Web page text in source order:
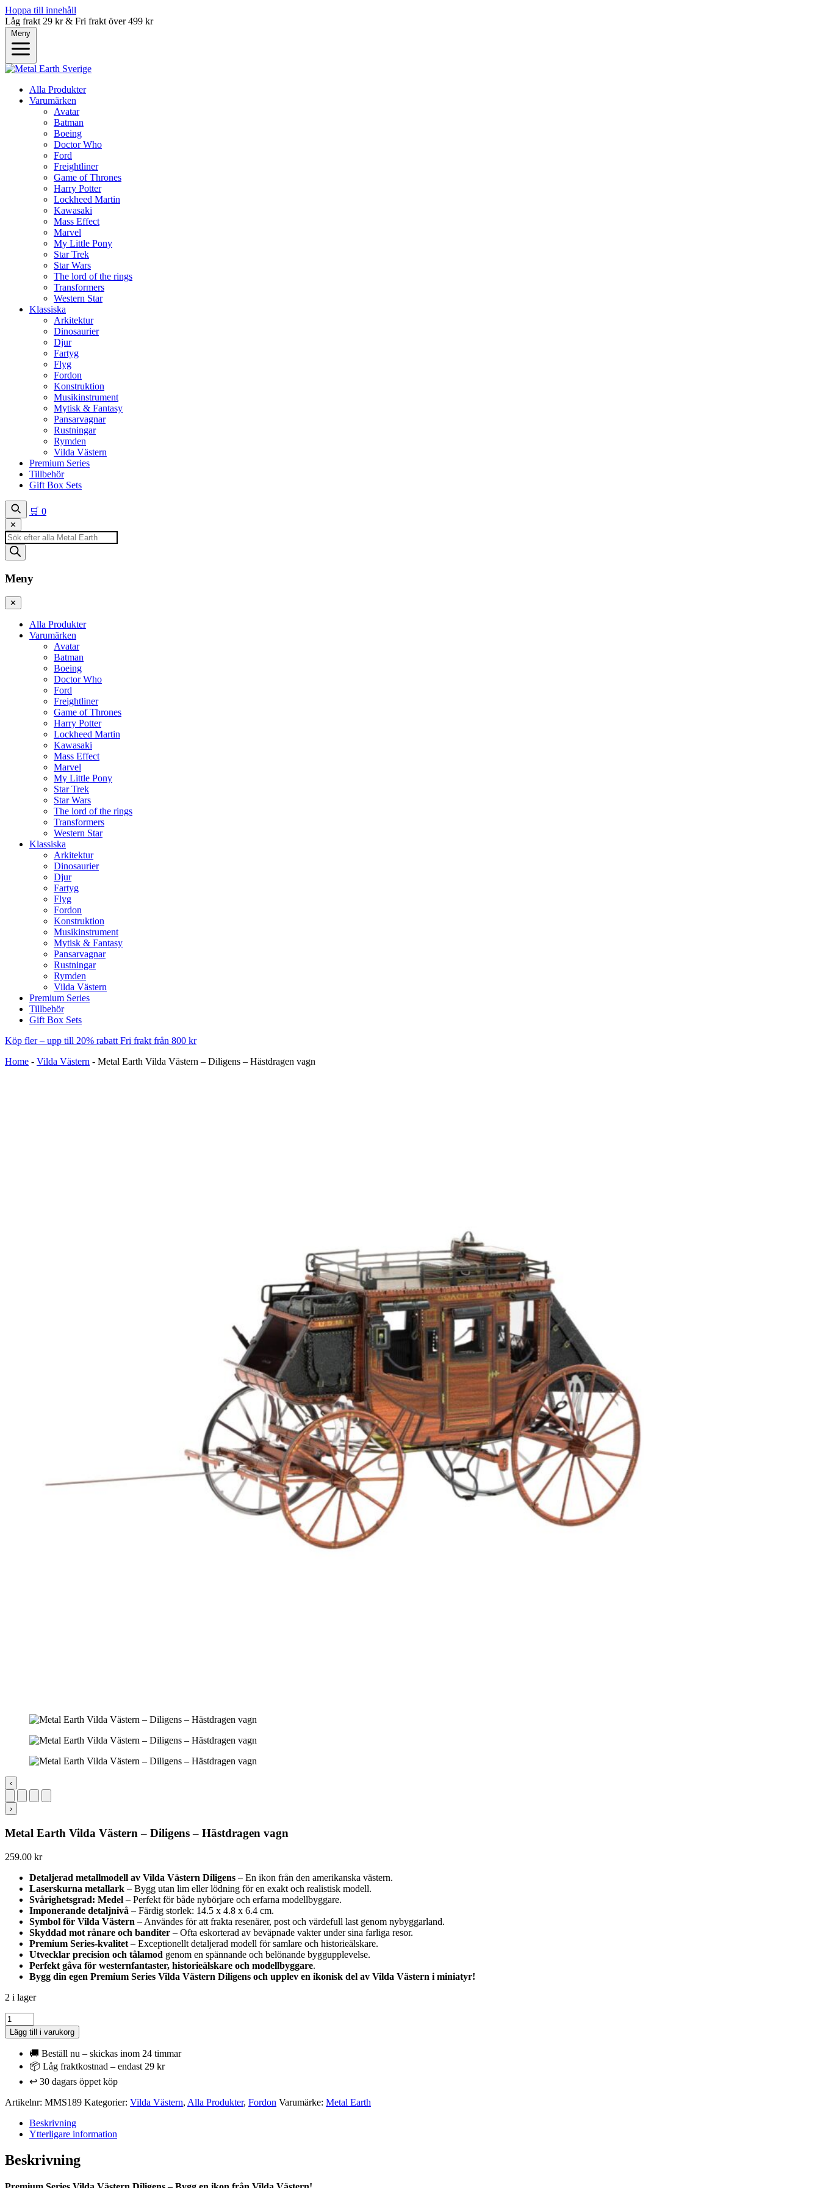
Hoppa till innehåll
Låg frakt 29 kr & Fri frakt över 499 kr
Meny
Alla Produkter
Varumärken
Avatar
Batman
Boeing
Doctor Who
Ford
Freightliner
Game of Thrones
Harry Potter
Lockheed Martin
Kawasaki
Mass Effect
Marvel
My Little Pony
Star Trek
Star Wars
The lord of the rings
Transformers
Western Star
Klassiska
Arkitektur
Dinosaurier
Djur
Fartyg
Flyg
Fordon
Konstruktion
Musikinstrument
Mytisk & Fantasy
Pansarvagnar
Rustningar
Rymden
Vilda Västern
Premium Series
Tillbehör
Gift Box Sets
🛒 0
✕
Produktsökning
Meny
✕
Alla Produkter
Varumärken
Avatar
Batman
Boeing
Doctor Who
Ford
Freightliner
Game of Thrones
Harry Potter
Lockheed Martin
Kawasaki
Mass Effect
Marvel
My Little Pony
Star Trek
Star Wars
The lord of the rings
Transformers
Western Star
Klassiska
Arkitektur
Dinosaurier
Djur
Fartyg
Flyg
Fordon
Konstruktion
Musikinstrument
Mytisk & Fantasy
Pansarvagnar
Rustningar
Rymden
Vilda Västern
Premium Series
Tillbehör
Gift Box Sets
Köp fler – upp till 20% rabattFri frakt från 800 kr
Home - Vilda Västern - Metal Earth Vilda Västern – Diligens – Hästdragen vagn
‹
›
Metal Earth Vilda Västern – Diligens – Hästdragen vagn
259.00 kr
Detaljerad metallmodell av Vilda Västern Diligens – En ikon från den amerikanska västern.
Laserskurna metallark – Bygg utan lim eller lödning för en exakt och realistisk modell.
Svårighetsgrad: Medel – Perfekt för både nybörjare och erfarna modellbyggare.
Imponerande detaljnivå – Färdig storlek: 14.5 x 4.8 x 6.4 cm.
Symbol för Vilda Västern – Användes för att frakta resenärer, post och värdefull last genom nybyggarland.
Skyddad mot rånare och banditer – Ofta eskorterad av beväpnade vakter under sina farliga resor.
Premium Series-kvalitet – Exceptionellt detaljerad modell för samlare och historieälskare.
Utvecklar precision och tålamod genom en spännande och belönande byggupplevelse.
Perfekt gåva för westernfantaster, historieälskare och modellbyggare.
Bygg din egen Premium Series Vilda Västern Diligens och upplev en ikonisk del av Vilda Västern i miniatyr!
2 i lager
Metal
Earth
Vilda
Västern
Diligens
vagn
Lägg till i varukorg
🚚 Beställ nu – skickas inom 24 timmar
📦 Låg fraktkostnad – endast 29 kr
↩️ 30 dagars öppet köp
Artikelnr: MMS189 Kategorier: Vilda Västern, Alla Produkter, Fordon Varumärke: Metal Earth
Beskrivning
Ytterligare information
Beskrivning